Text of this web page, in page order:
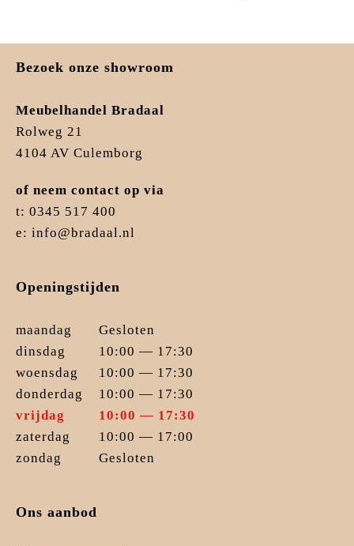
Bezoek onze showroom
Meubelhandel Bradaal
Rolweg 21
4104 AV Culemborg
of neem contact op via
t: 0345 517 400
e: info@bradaal.nl
Openingstijden
maandag
Gesloten
dinsdag
10:00 — 17:30
woensdag
10:00 — 17:30
donderdag
10:00 — 17:30
vrijdag
10:00 — 17:30
zaterdag
10:00 — 17:00
zondag
Gesloten
Ons aanbod